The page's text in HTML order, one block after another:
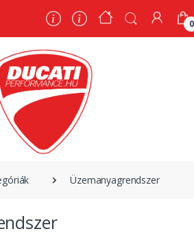
0
Üzemanyagrendszer